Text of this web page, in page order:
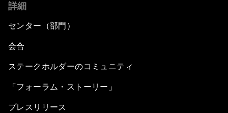
詳細
センター（部門）
会合
ステークホルダーのコミュニティ
「フォーラム・ストーリー」
プレスリリース